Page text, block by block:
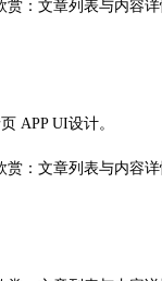
APP UI设计。